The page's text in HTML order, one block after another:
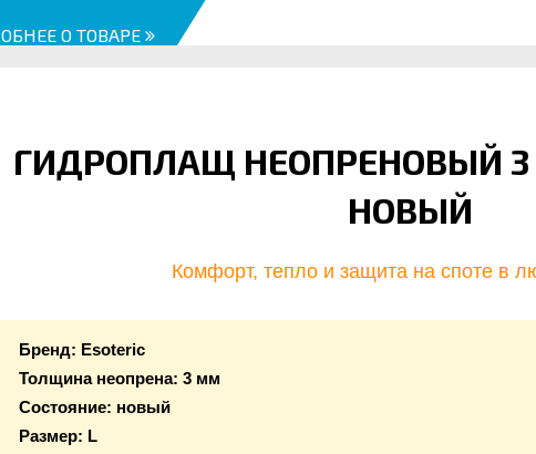
О ТОВАРЕ
ГИДРОПЛАЩ НЕОПРЕНОВЫЙ 3
НОВЫЙ
Комфорт, тепло и защита на споте в
Бренд: Esoteric
Толщина неопрена: 3 мм
Состояние: новый
Размер: L